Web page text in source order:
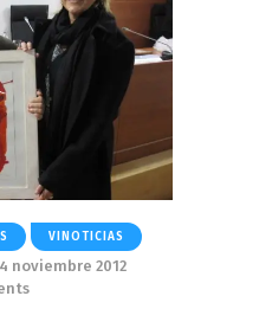
VINOTICIAS
noviembre 2012